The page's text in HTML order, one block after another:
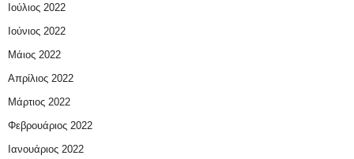
Ιούλιος 2022
Ιούνιος 2022
Μάιος 2022
Απρίλιος 2022
Μάρτιος 2022
Φεβρουάριος 2022
Ιανουάριος 2022